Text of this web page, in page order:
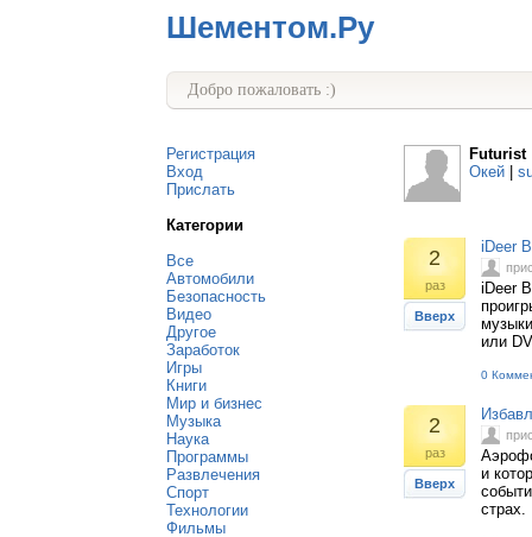
Шементом.Ру
Добро пожаловать :)
Регистрация
Вход
Прислать
Категории
Все
Автомобили
Безопасность
Видео
Другое
Заработок
Игры
Книги
Мир и бизнес
Музыка
Наука
Программы
Развлечения
Спорт
Технологии
Фильмы
Futurist
Окей
2
раз
Вверх
iDeer
iDeer
или
0
2
раз
Вверх
и
страх.